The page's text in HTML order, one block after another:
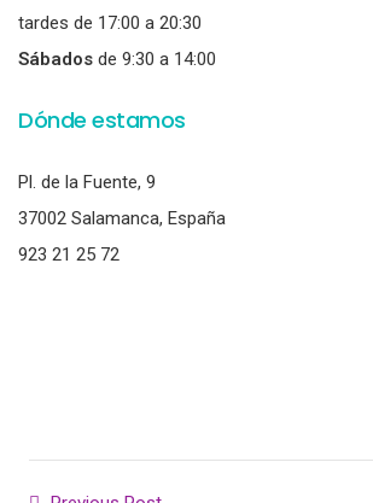
tardes de 17:00 a 20:30
Sábados de 9:30 a 14:00
Dónde estamos
Pl. de la Fuente, 9
37002 Salamanca, España
923 21 25 72